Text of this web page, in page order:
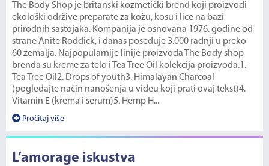
The Body Shop je britanski kozmetički brend koji proizvodi
ekološki održive preparate za kožu, kosu i lice na bazi
prirodnih sastojaka. Kompanija je osnovana 1976. godine od
strane Anite Roddick, i danas poseduje 3.000 radnji u preko
60 zemalja. Najpopularnije linije proizvoda The Body shop
brenda su kreme za telo i Tea Tree Oil kolekcija proizvoda.1.
Tea Tree Oil2. Drops of youth3. Himalayan Charcoal
(pogledajte način nanošenja u videu koji prati ovaj tekst)4.
Vitamin E (krema i serum)5. Hemp H...
Pročitaj više
L’amorage iskustva